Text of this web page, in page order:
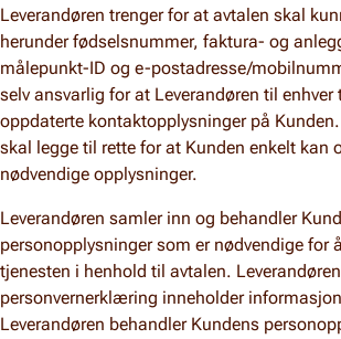
Leverandøren trenger for at avtalen skal
herunder fødselsnummer, faktura- og
målepunkt-ID og e-postadresse/
selv ansvarlig for at Leverandøren til enhver
oppdaterte kontaktopplysninger på
skal legge til rette for at Kunden enkelt kan
nødvendige opplysninger.
Leverandøren samler inn og behandler
personopplysninger som er nødvendige for
tjenesten i henhold til avtalen.
personvernerklæring inneholder
Leverandøren behandler Kundens